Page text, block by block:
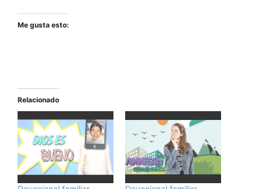
Me gusta esto:
Relacionado